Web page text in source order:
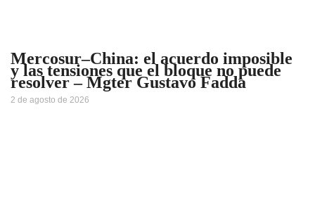
Mercosur–China: el acuerdo imposible
y las tensiones que el bloque no puede
resolver – Mgter Gustavo Fadda
2 de agosto de 2026